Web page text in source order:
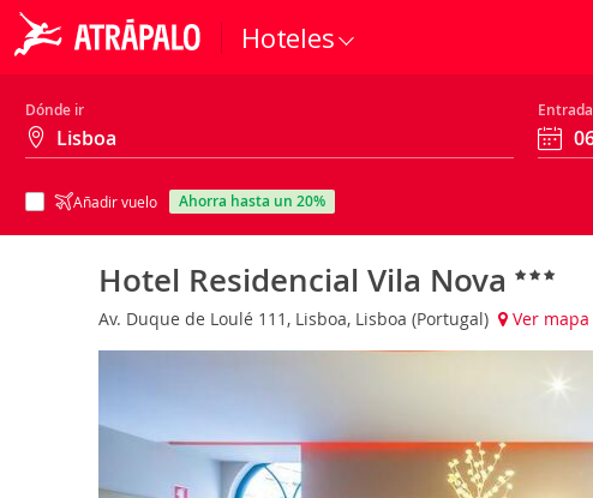
Hoteles
Dónde ir Entrada
Añadir vuelo ahorra hasta un 20%
Hotel Residencial Vila Nova
Av. Duque de Loulé 111, Lisboa, Lisboa (Portugal) Ver mapa